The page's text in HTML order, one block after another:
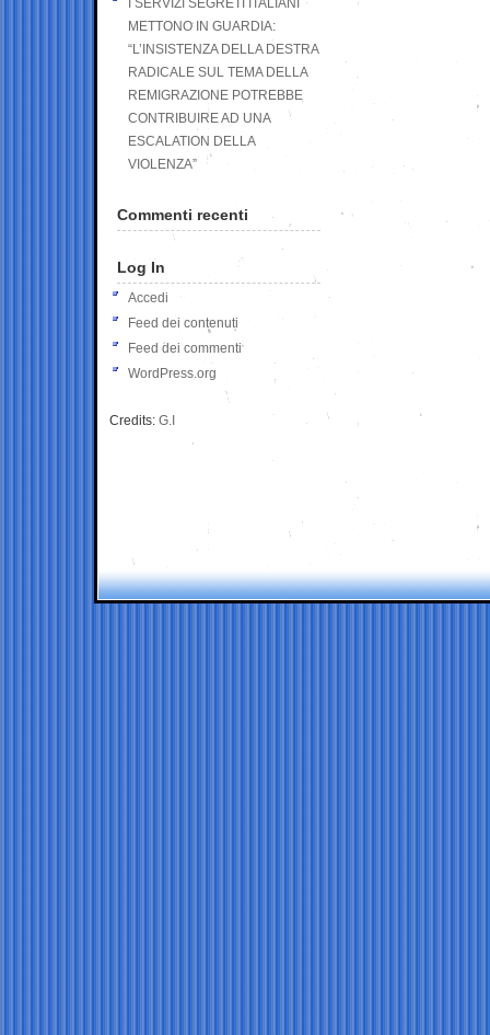
I SERVIZI SEGRETI ITALIANI
METTONO IN GUARDIA:
“L’INSISTENZA DELLA DESTRA
RADICALE SUL TEMA DELLA
REMIGRAZIONE POTREBBE
CONTRIBUIRE AD UNA
ESCALATION DELLA
VIOLENZA”
Commenti recenti
Log In
Accedi
Feed dei contenuti
Feed dei commenti
WordPress.org
Credits: G.I